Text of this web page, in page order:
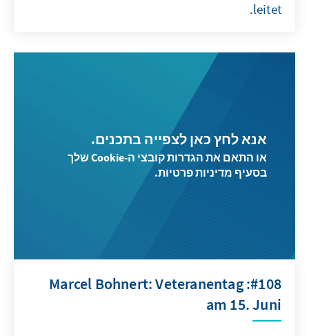
leitet.
אנא לחץ כאן לצפייה בתכנים.
או התאם את הגדרות קובצי ה-Cookie שלך
בסעיף מדיניות פרטיות.
#108: Marcel Bohnert: Veteranentag
am 15. Juni